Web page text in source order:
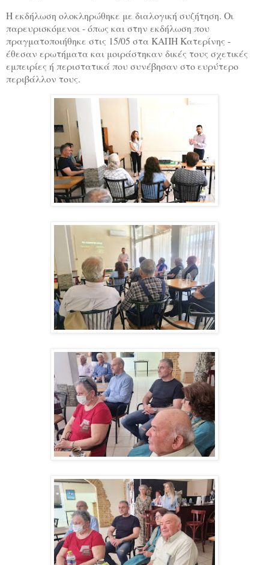
Η εκδήλωση ολοκληρώθηκε με διαλογική συζήτηση. Οι
παρευρισκόμενοι - όπως και στην εκδήλωση που
πραγματοποιήθηκε στις 15/05 στα ΚΑΠΗ Κατερίνης -
έθεσαν ερωτήματα και μοιράστηκαν δικές τους σχετικές
εμπειρίες ή περιστατικά που συνέβησαν στο ευρύτερο
περιβάλλον τους.